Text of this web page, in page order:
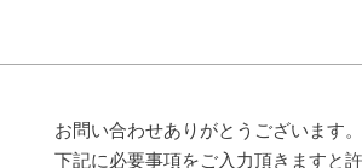
お問い合わせありがとうございます。
下記に必要事項をご入力頂きますと